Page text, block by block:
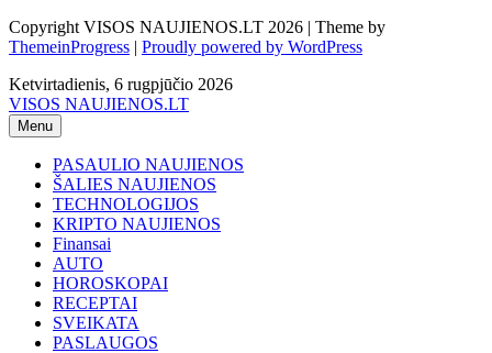
Copyright VISOS NAUJIENOS.LT 2026 | Theme by
ThemeinProgress | Proudly powered by WordPress
Ketvirtadienis, 6 rugpjūčio 2026
VISOS NAUJIENOS.LT
Menu
PASAULIO NAUJIENOS
ŠALIES NAUJIENOS
TECHNOLOGIJOS
KRIPTO NAUJIENOS
Finansai
AUTO
HOROSKOPAI
RECEPTAI
SVEIKATA
PASLAUGOS